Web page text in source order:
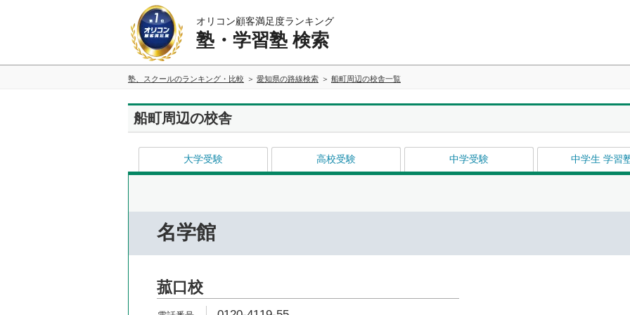
オリコン顧客満足度ランキング
塾・学習塾 検索
塾、スクールのランキング・比較 愛知県の路線検索 船町周辺の校舎一覧
船町周辺の校舎
大学受験 高校受験 中学受験 中学生 学習
名学館
菰口校